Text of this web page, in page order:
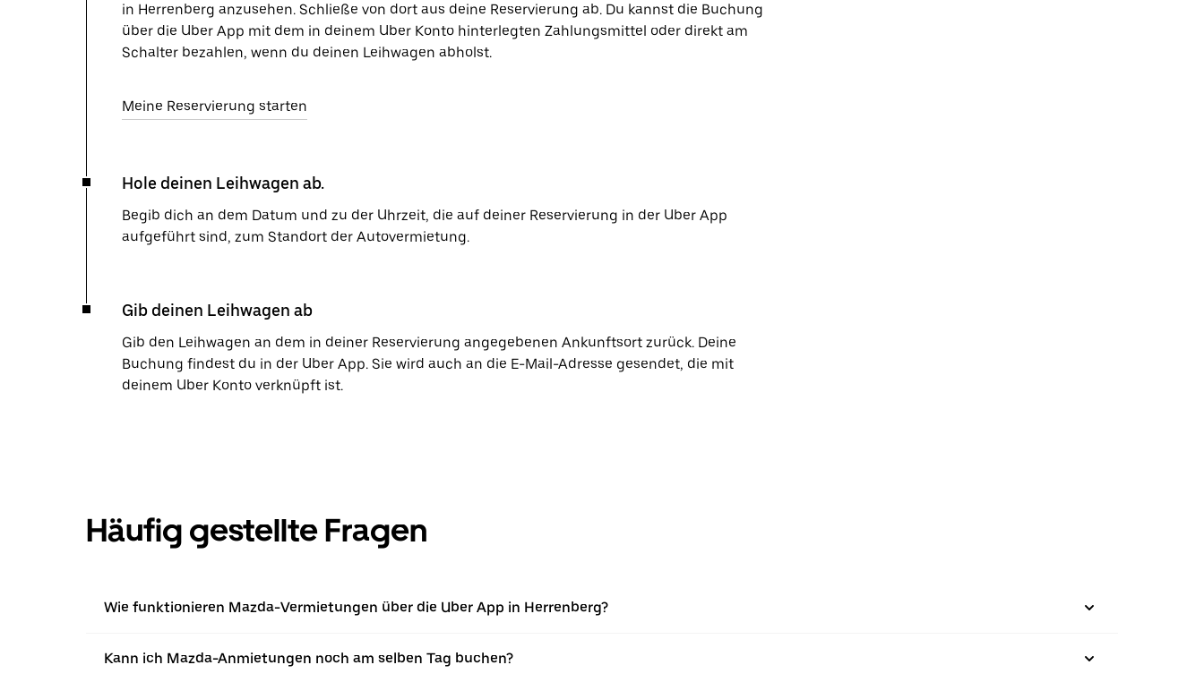
in Herrenberg anzusehen. Schließe von dort aus deine Reservierung ab. Du kannst die Buchung
über die Uber App mit dem in deinem Uber Konto hinterlegten Zahlungsmittel oder direkt am
Schalter bezahlen, wenn du deinen Leihwagen abholst.
Meine Reservierung starten
Hole deinen Leihwagen ab.
Begib dich an dem Datum und zu der Uhrzeit, die auf deiner Reservierung in der Uber App
aufgeführt sind, zum Standort der Autovermietung.
Gib deinen Leihwagen ab
Gib den Leihwagen an dem in deiner Reservierung angegebenen Ankunftsort zurück. Deine
Buchung findest du in der Uber App. Sie wird auch an die E-Mail-Adresse gesendet, die mit
deinem Uber Konto verknüpft ist.
Häufig gestellte Fragen
Wie funktionieren Mazda-Vermietungen über die Uber App in Herrenberg?
Kann ich Mazda-Anmietungen noch am selben Tag buchen?